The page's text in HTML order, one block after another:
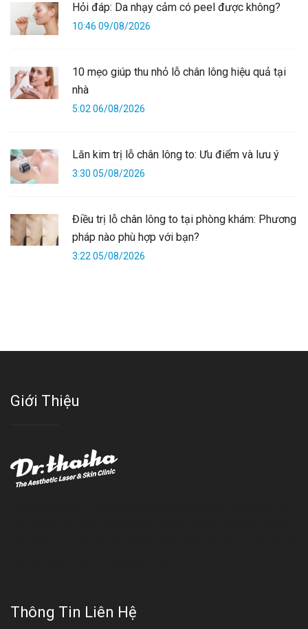
Hỏi đáp: Da nhạy cảm có peel được không?
10:46 09/08/2026
10 mẹo giúp thu nhỏ lỗ chân lông hiệu quả tại
nhà
5:02 06/08/2026
Lăn kim trị lỗ chân lông to: Ưu điểm và lưu ý
3:30 05/08/2026
Điều trị lỗ chân lông to tại phòng khám: Phương
pháp nào phù hợp với bạn?
3:22 05/08/2026
Giới Thiệu
Thông Tin Liên Hệ